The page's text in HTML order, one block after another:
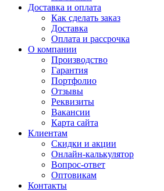
Доставка и оплата
Как сделать заказ
Доставка
Оплата и рассрочка
О компании
Производство
Гарантия
Портфолио
Отзывы
Реквизиты
Вакансии
Карта сайта
Клиентам
Скидки и акции
Онлайн-калькулятор
Вопрос-ответ
Оптовикам
Контакты